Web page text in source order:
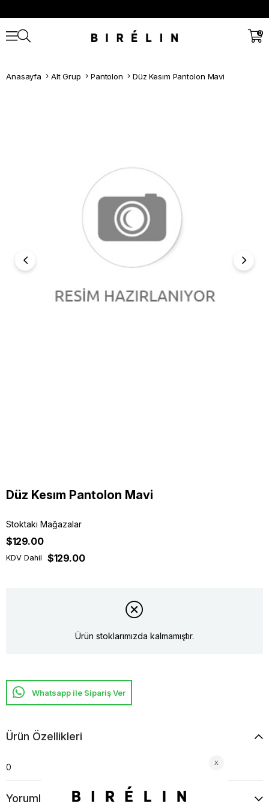
0
Anasayfa Alt Grup Pantolon Düz Kesım Pantolon Mavi
Düz Kesım Pantolon Mavi
Stoktaki Mağazalar
$129.00
KDV Dahil $129.00
Ürün stoklarımızda kalmamıştır.
Whatsapp ile Sipariş Ver
Ürün Özellikleri
0
Yorumlar